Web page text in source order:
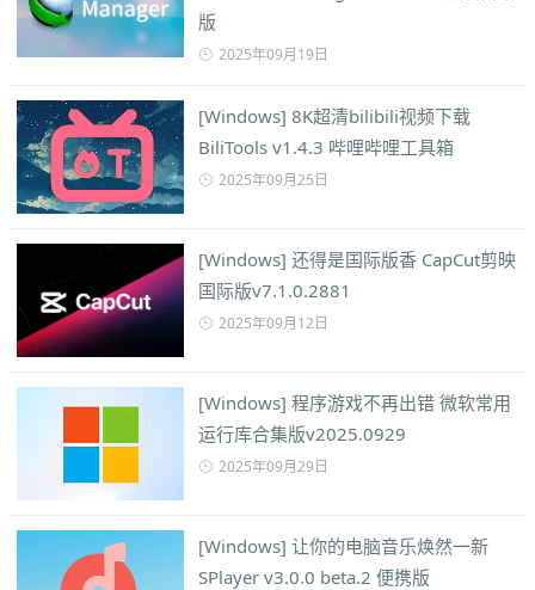
版
2025年09月19日
[Windows] 8K超清bilibili视频下载
BiliTools v1.4.3 哔哩哔哩工具箱
2025年09月25日
[Windows] 还得是国际版香 CapCut剪映
国际版v7.1.0.2881
2025年09月12日
[Windows] 程序游戏不再出错 微软常用
运行库合集版v2025.0929
2025年09月29日
[Windows] 让你的电脑音乐焕然一新
SPlayer v3.0.0 beta.2 便携版